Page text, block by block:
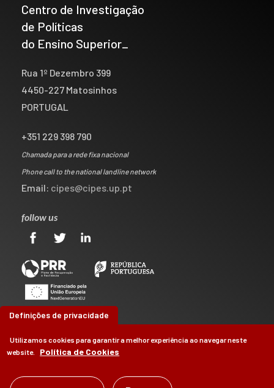
Centro de Investigação
de Políticas
do Ensino Superior_
Rua 1º Dezembro 399
4450-227 Matosinhos
PORTUGAL
+351 229 398 790
Chamada para a rede fixa nacional
Phone call to the national landline network
Email: cipes@cipes.up.pt
follow us
Definições de privacidade
Utilizamos cookies para garantir a melhor experiência ao navegar neste
website.
Política de Cookies